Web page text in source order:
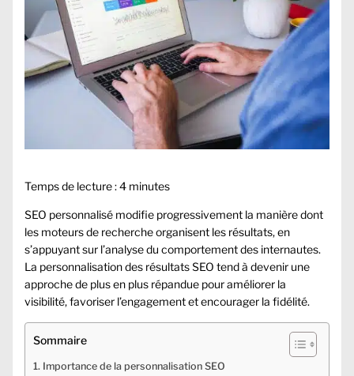
Temps de lecture :4 minutes
SEO personnalisé modifie progressivement la manière dont
les moteurs de recherche organisent les résultats, en
s’appuyant sur l’analyse du comportement des internautes.
La personnalisation des résultats SEO tend à devenir une
approche de plus en plus répandue pour améliorer la
visibilité, favoriser l’engagement et encourager la fidélité.
Sommaire
Importance de la personnalisation SEO